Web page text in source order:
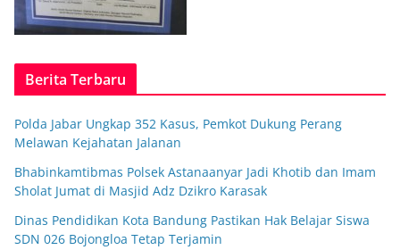
Berita Terbaru
Polda Jabar Ungkap 352 Kasus, Pemkot Dukung Perang
Melawan Kejahatan Jalanan
Bhabinkamtibmas Polsek Astanaanyar Jadi Khotib dan Imam
Sholat Jumat di Masjid Adz Dzikro Karasak
Dinas Pendidikan Kota Bandung Pastikan Hak Belajar Siswa
SDN 026 Bojongloa Tetap Terjamin